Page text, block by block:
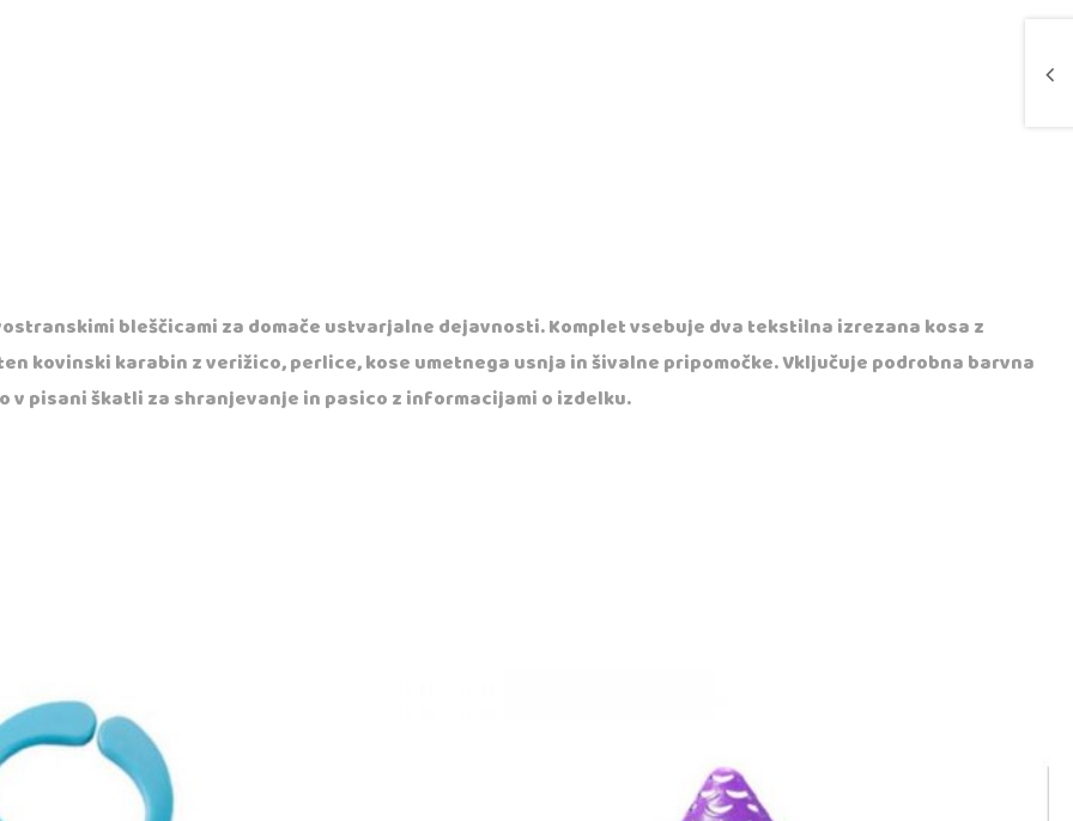
bleščicami za domače ustvarjalne dejavnosti. Komplet vsebuje dva tekstilna izrezana kosa z
kovinski karabin z verižico, perlice, kose umetnega usnja in šivalne pripomočke. Vključuje podrobna barvna
v pisani škatli za shranjevanje in pasico z informacijami o izdelku.